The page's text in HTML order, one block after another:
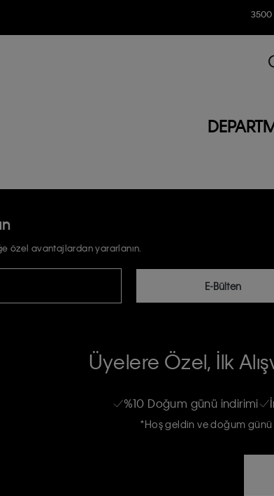
3500
özel avantajlardan yararlanın.
E-Bülten
kişisel verilerimin Calvin Klein tarafına gönderileceğinin ve güncel ürün,
Üyelere Özel, İlk
%10 Doğum günü indirimi
*Hoş geldin ve doğum